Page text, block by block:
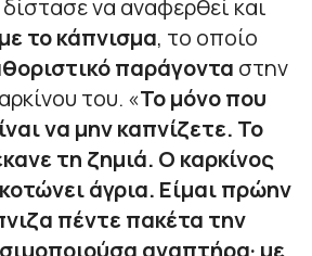
να αναφερθεί και
το κάπνισμα, το οποίο
παράγοντα στην
του. «Το μόνο που
να μην καπνίζετε. Το
τη ζημιά. Ο καρκίνος
άγρια. Είμαι πρώην
πέντε πακέτα την
αναπτήρα· με